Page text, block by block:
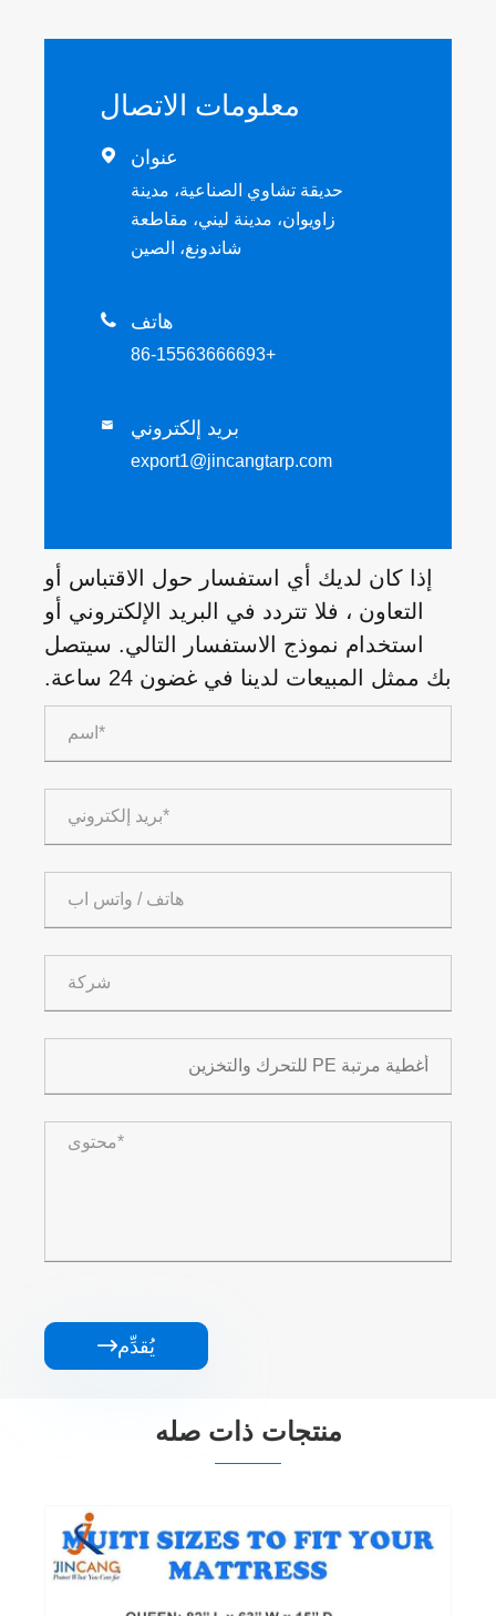
معلومات الاتصال
 عنوان
حديقة تشاوي الصناعية، مدينة
زاويوان، مدينة ليني، مقاطعة
شاندونغ، الصين
 هاتف
+86-15563666693
 بريد إلكتروني
export1@jincangtarp.com
إذا كان لديك أي استفسار حول الاقتباس أو
التعاون ، فلا تتردد في البريد الإلكتروني أو
استخدام نموذج الاستفسار التالي. سيتصل
بك ممثل المبيعات لدينا في غضون 24 ساعة.
يُقدِّم
منتجات ذات صله